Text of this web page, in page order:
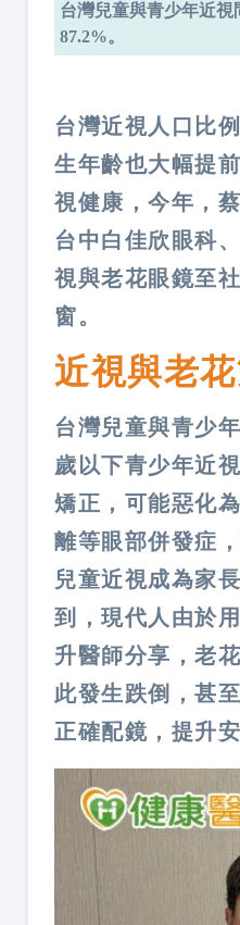
台灣兒童與青少年近
87.2%。
台灣近視人口比
生年齡也大幅提
視健康，今年，
台中白佳欣眼科
視與老花眼鏡至
窗。
近視與老
台灣兒童與青少
歲以下青少年近
矯正，可能惡化
離等眼部併發症
兒童近視成為家
到，現代人由於
升醫師分享，老
此發生跌倒，甚
正確配鏡，提升